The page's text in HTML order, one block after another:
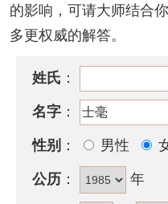
的生活。
含士毫的古诗词有哪些
· 戴豸惭端
士，抽毫
跃史
，于以干禄。
的影响，可请大师结合
多更权威的解答。
姓氏 ：
名字 ：
性别 ： 男性
公历 ： 年